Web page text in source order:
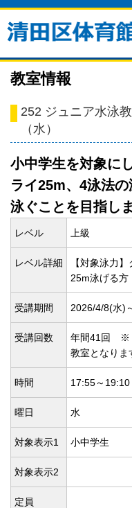
教室情報
252 ジュニア水泳
（水）
小中学生を対象に
ライ25m、4泳法
泳ぐことを目指しま
レベル 上級
レベル詳細
【対象泳力
25m泳げる方
受講期間 2026/4/8(水)
受講回数
年間41回 ※
教室となりま
時間 17:55～19:10
曜日 水
対象表示1 小中学生
対象表示2
定員